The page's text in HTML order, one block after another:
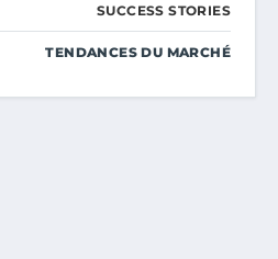
SUCCESS STORIES
TENDANCES DU MARCHÉ